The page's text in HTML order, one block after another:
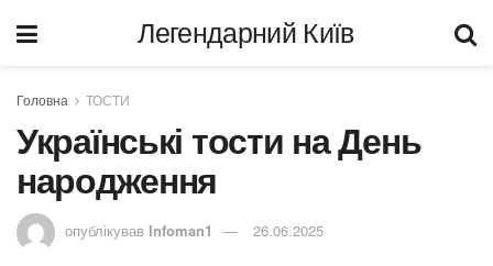
Легендарний Київ
Головна ТОСТИ
Українські тости на День
народження
опублікував Infoman1 26.06.2025